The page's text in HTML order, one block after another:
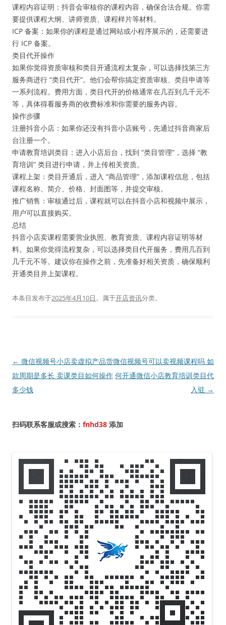
课程内容证明：抖音会审核你的课程内容，确保合法合规。你需
要提供课程大纲、讲师资质、课程样片等材料。
ICP 备案：如果你的课程是通过网站或小程序展示的，还需要进
行 ICP 备案。
类目代开操作
如果你觉得资质审核和类目开通流程太复杂，可以选择找第三方
服务商进行 “类目代开”。他们会帮你搞定资质审核、类目申请等
一系列流程。费用方面，类目代开的价格通常在几百到几千元不
等，具体得看服务商的收费标准和你需要的服务内容。
操作步骤
注册抖音小店：如果你还没有抖音小店账号，先通过抖音商家后
台注册一个。
申请教育培训类目：进入小店后台，找到 “类目管理”，选择 “教
育培训” 类目进行申请，并上传相关资质。
课程上架：类目开通后，进入 “商品管理”，添加课程信息，包括
课程名称、简介、价格、封面图等，并提交审核。
推广销售：审核通过后，课程就可以在抖音小店和视频中展示，
用户可以直接购买。
总结
抖音小店卖课程需要营业执照、教育资质、课程内容证明等材
料。如果你觉得流程复杂，可以选择类目代开服务，费用几百到
几千元不等。建议你在操作之前，先准备好相关资质，确保顺利
开通类目并上架课程。
本条目发布于2025年4月10日。属于开店资讯分类。
文
章
导
← 微信视频号小店卖虚拟产品货
款周期是多长 卖课类目如何操作
多少钱
微信视频号可以卖视频课程吗 如
何开通微信小店教育培训类目代
入驻 →
扫码联系客服或搜索： fnhd38 添加